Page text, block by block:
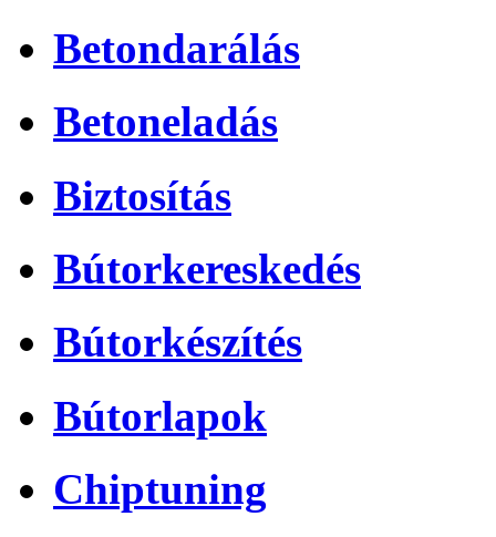
Betondarálás
Betoneladás
Biztosítás
Bútorkereskedés
Bútorkészítés
Bútorlapok
Chiptuning